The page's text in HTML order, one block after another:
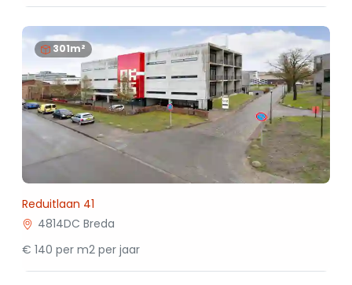
301m²
Reduitlaan 41
4814DC Breda
€ 140 per m2 per jaar